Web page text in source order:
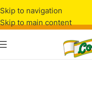
Skip to navigation
Skip to main content